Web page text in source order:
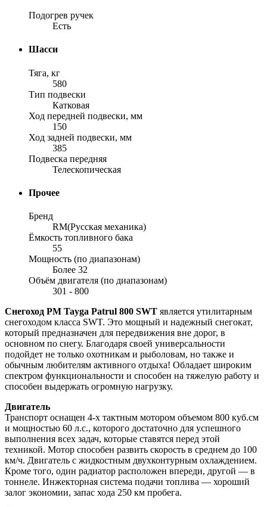
Подогрев ручек
Есть
Шасси
Тяга, кг
580
Тип подвески
Катковая
Ход передней подвески, мм
150
Ход задней подвески, мм
385
Подвеска передняя
Телескопическая
Прочее
Бренд
RM(Русская механика)
Ёмкость топливного бака
55
Мощность (по диапазонам)
Более 32
Объём двигателя (по диапазонам)
301 - 800
Снегоход РМ Tayga Patrul 800 SWT является утилитарным
снегоходом класса SWT. Это мощный и надежный снегокат,
который предназначен для передвижения вне дорог, в
основном по снегу. Благодаря своей универсальности
подойдет не только охотникам и рыболовам, но также и
обычным любителям активного отдыха! Обладает широким
спектром функциональности и способен на тяжелую работу и
способен выдержать огромную нагрузку.
Двигатель
Транспорт оснащен 4-х тактным мотором объемом 800 куб.см
и мощностью 60 л.с., которого достаточно для успешного
выполнения всех задач, которые ставятся перед этой
техникой. Мотор способен развить скорость в среднем до 100
км/ч. Двигатель с жидкостным двухконтурным охлаждением.
Кроме того, один радиатор расположен впереди, другой — в
тоннеле. Инжекторная система подачи топлива — хороший
залог экономии, запас хода 250 км пробега.